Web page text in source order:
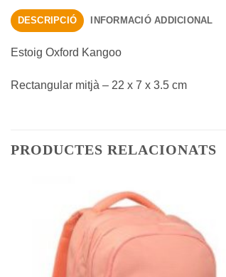
DESCRIPCIÓ INFORMACIÓ ADDICIONAL
Estoig Oxford Kangoo
Rectangular mitjà – 22 x 7 x 3.5 cm
PRODUCTES RELACIONATS